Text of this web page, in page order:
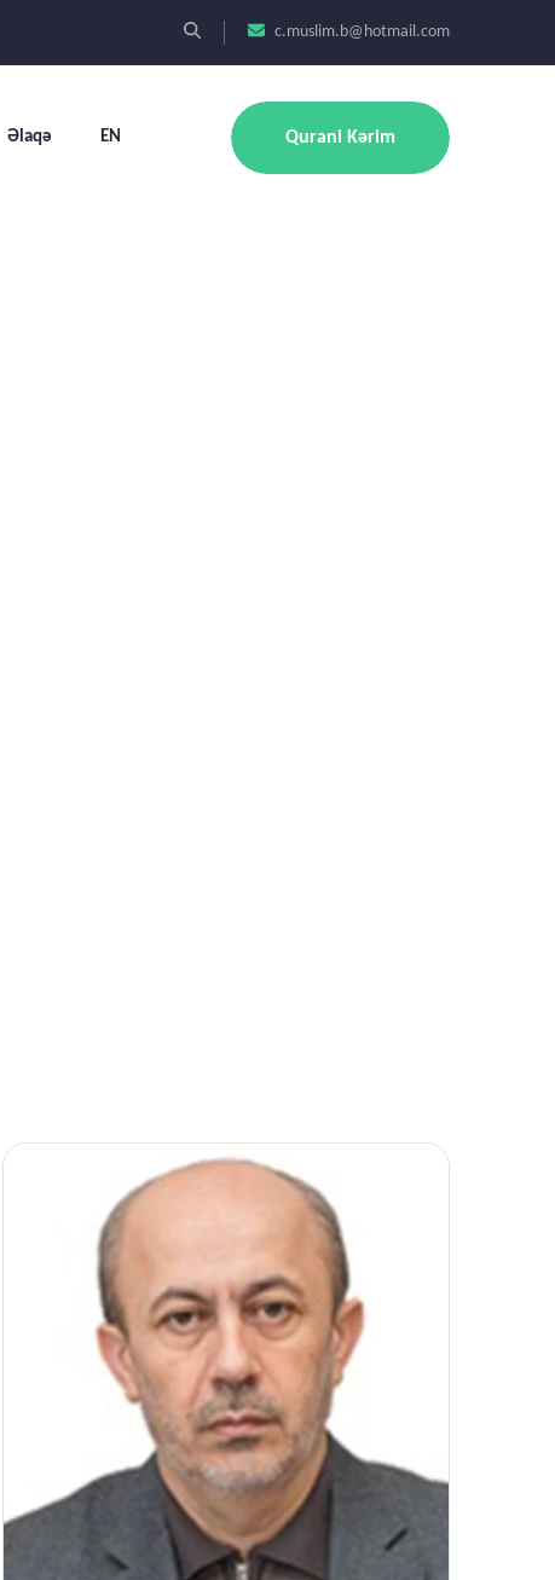
c.muslim.b@hotmail.com
Əlaqə EN Qurani Kərim